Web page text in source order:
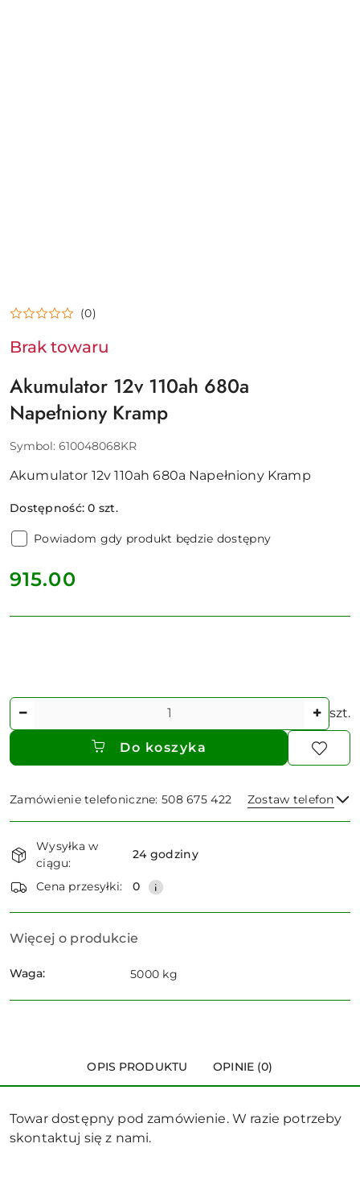
(0)
Brak towaru
Akumulator 12v 110ah 680a
Napełniony Kramp
Symbol: 610048068KR
Akumulator 12v 110ah 680a Napełniony Kramp
Dostępność:0 szt.
Powiadom gdy produkt będzie dostępny
cena:
915.00
Ilość szt.
Do koszyka
Zamówienie telefoniczne: 508 675 422 Zostaw telefon
Dostępność
i
dostawa
Wysyłka w
ciągu:
24 godziny
Cena przesyłki: 0
Więcej o produkcie
Waga: 5000 kg
OPIS PRODUKTU OPINIE (0)
Towar dostępny pod zamówienie. W razie potrzeby
skontaktuj się z nami.